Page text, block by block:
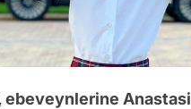
ebeveynlerine